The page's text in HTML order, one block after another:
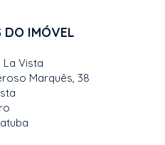
DO IMÓVEL
La Vista
Marquês, 38